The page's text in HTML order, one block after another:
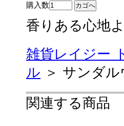
購入数
香りある心地
雑貨レイジー
ル ＞ サンダ
関連する商品